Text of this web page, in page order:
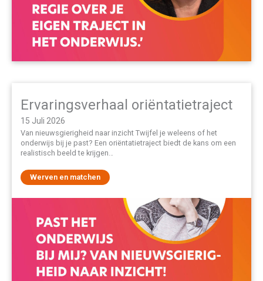
Ervaringsverhaal oriëntatietraject
15 Juli 2026
Van nieuwsgierigheid naar inzicht Twijfel je weleens of het
onderwijs bij je past? Een oriëntatietraject biedt de kans om een
realistisch beeld te krijgen…
Werven en matchen